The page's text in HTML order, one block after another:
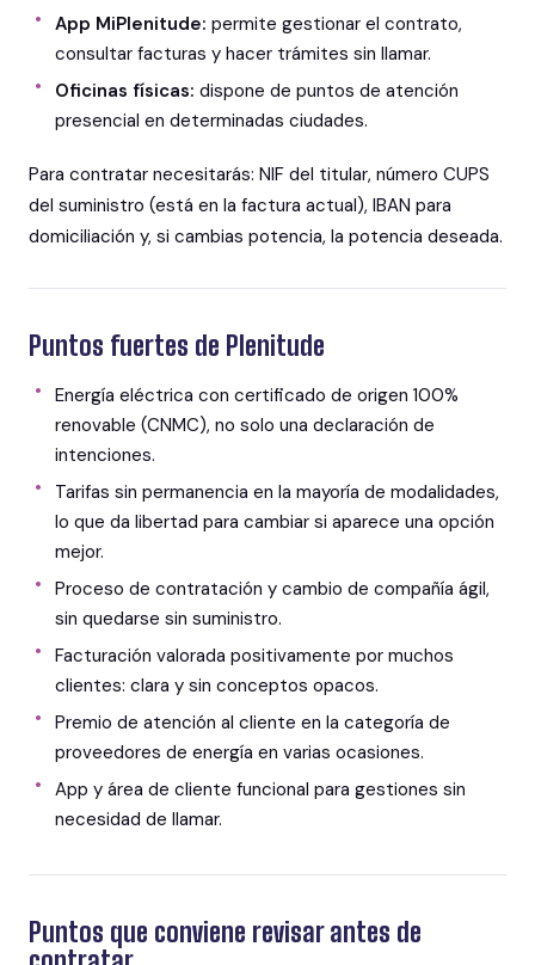
App MiPlenitude: permite gestionar el contrato,
consultar facturas y hacer trámites sin llamar.
Oficinas físicas: dispone de puntos de atención
presencial en determinadas ciudades.
Para contratar necesitarás: NIF del titular, número CUPS
del suministro (está en la factura actual), IBAN para
domiciliación y, si cambias potencia, la potencia deseada.
Puntos fuertes de Plenitude
Energía eléctrica con certificado de origen 100%
renovable (CNMC), no solo una declaración de
intenciones.
Tarifas sin permanencia en la mayoría de modalidades,
lo que da libertad para cambiar si aparece una opción
mejor.
Proceso de contratación y cambio de compañía ágil,
sin quedarse sin suministro.
Facturación valorada positivamente por muchos
clientes: clara y sin conceptos opacos.
Premio de atención al cliente en la categoría de
proveedores de energía en varias ocasiones.
App y área de cliente funcional para gestiones sin
necesidad de llamar.
Puntos que conviene revisar antes de